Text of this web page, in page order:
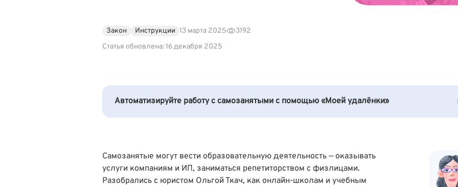
Закон Инструкции 13 марта 2025
3192
Статья обновлена: 16 декабря 2025
Автоматизируйте работу с самозанятыми с помощью «Моей удалёнки»
Самозанятые могут вести образовательную деятельность — оказывать
услуги компаниям и ИП, заниматься репетиторством с физлицами.
Разобрались с юристом Ольгой Ткач, как онлайн-школам и учебным